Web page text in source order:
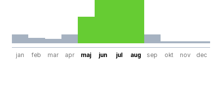
jan feb mar apr maj jun jul aug sep okt nov dec